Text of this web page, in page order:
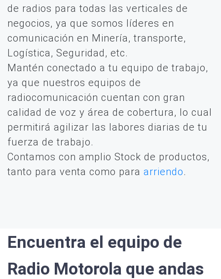
de radios para todas las verticales de
negocios, ya que somos líderes en
comunicación en Minería, transporte,
Logística, Seguridad, etc.
Mantén conectado a tu equipo de trabajo,
ya que nuestros equipos de
radiocomunicación cuentan con gran
calidad de voz y área de cobertura, lo cual
permitirá agilizar las labores diarias de tu
fuerza de trabajo.
Contamos con amplio Stock de productos,
tanto para venta como para arriendo.
Encuentra el equipo de
Radio Motorola que andas